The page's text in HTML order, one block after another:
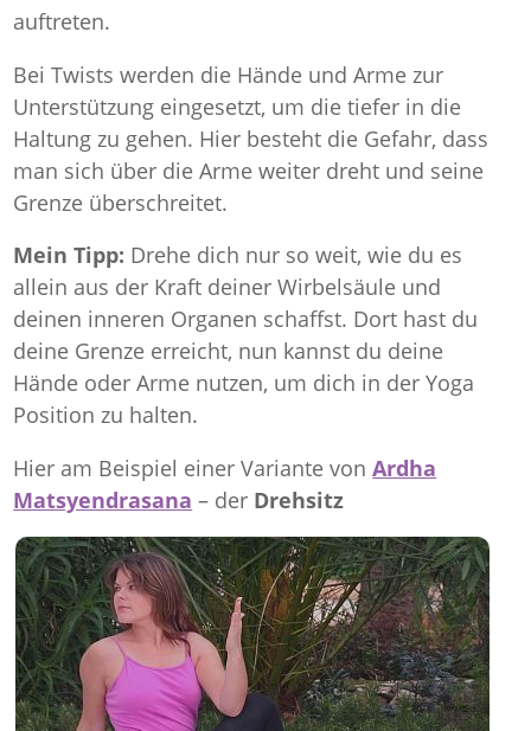
auftreten.
Bei Twists werden die Hände und Arme zur
Unterstützung eingesetzt, um die tiefer in die
Haltung zu gehen. Hier besteht die Gefahr, dass
man sich über die Arme weiter dreht und seine
Grenze überschreitet.
Mein Tipp: Drehe dich nur so weit, wie du es
allein aus der Kraft deiner Wirbelsäule und
deinen inneren Organen schaffst. Dort hast du
deine Grenze erreicht, nun kannst du deine
Hände oder Arme nutzen, um dich in der Yoga
Position zu halten.
Hier am Beispiel einer Variante vonArdha
Matsyendrasana – der Drehsitz